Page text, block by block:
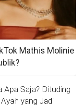
Mathis Molinie
Apa Saja? Dituding
yang Jadi